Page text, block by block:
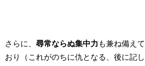
さらに、尋常ならぬ集中力 も兼ね備えて
おり（これがのちに仇となる、後に記し